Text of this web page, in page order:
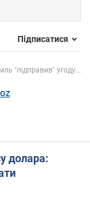
Підписатися
"підправив" угоду...
долара: